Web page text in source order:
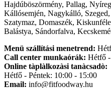
Hajdúböszörmény, Pallag,
Kállósemjén, Nagykálló,
Szatymaz, Domaszék,
Balástya, Sándorfalva,
Menü szállítási menetrend:
Call center munkaórák: Hétfő
Online tàplàlkozàsi tanàcsadò:
Hétfő - Péntek: 10:00 - 15:00
Email: info@fitfoodway.hu